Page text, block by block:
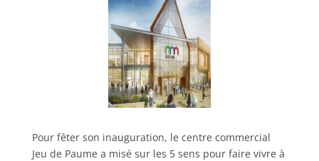
Pour fêter son inauguration, le centre commercial
Jeu de Paume a misé sur les 5 sens pour faire vivre à